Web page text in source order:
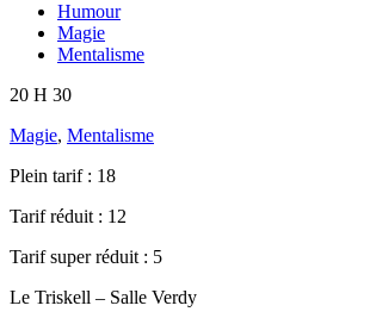
Humour
Magie
Mentalisme
20 H 30
Magie, Mentalisme
Plein tarif : 18
Tarif réduit : 12
Tarif super réduit : 5
Le Triskell – Salle Verdy